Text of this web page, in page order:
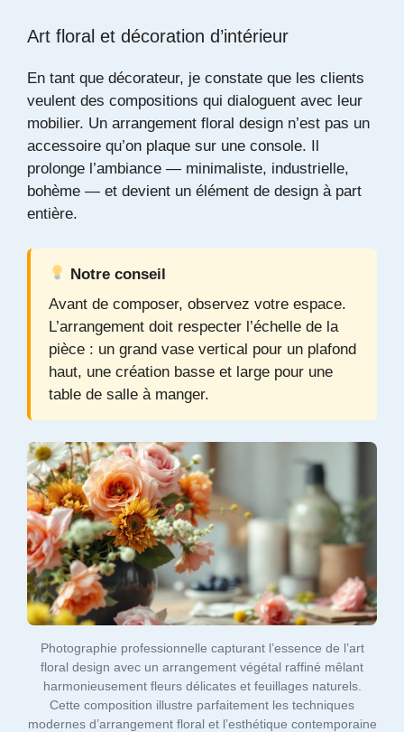
Art floral et décoration d’intérieur
En tant que décorateur, je constate que les clients
veulent des compositions qui dialoguent avec leur
mobilier. Un arrangement floral design n’est pas un
accessoire qu’on plaque sur une console. Il
prolonge l’ambiance — minimaliste, industrielle,
bohème — et devient un élément de design à part
entière.
Notre conseil
Avant de composer, observez votre espace.
L’arrangement doit respecter l’échelle de la
pièce : un grand vase vertical pour un plafond
haut, une création basse et large pour une
table de salle à manger.
Photographie professionnelle capturant l’essence de l’art
floral design avec un arrangement végétal raffiné mêlant
harmonieusement fleurs délicates et feuillages naturels.
Cette composition illustre parfaitement les techniques
modernes d’arrangement floral et l’esthétique contemporaine